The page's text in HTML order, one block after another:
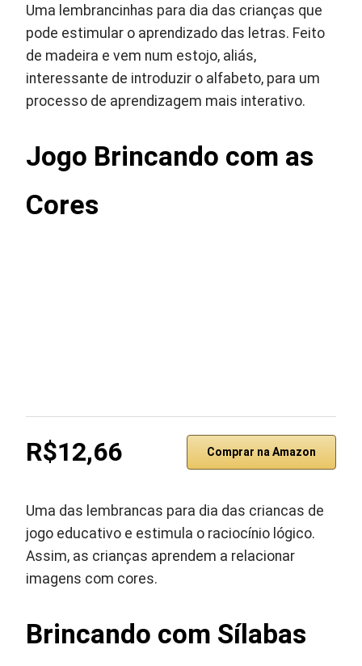
Uma lembrancinhas para dia das crianças que
pode estimular o aprendizado das letras. Feito
de madeira e vem num estojo, aliás,
interessante de introduzir o alfabeto, para um
processo de aprendizagem mais interativo.
Jogo Brincando com as
Cores
R$12,66 Comprar na Amazon
Uma das lembrancas para dia das criancas de
jogo educativo e estimula o raciocínio lógico.
Assim, as crianças aprendem a relacionar
imagens com cores.
Brincando com Sílabas